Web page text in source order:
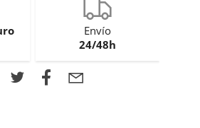
Envío
24/48h